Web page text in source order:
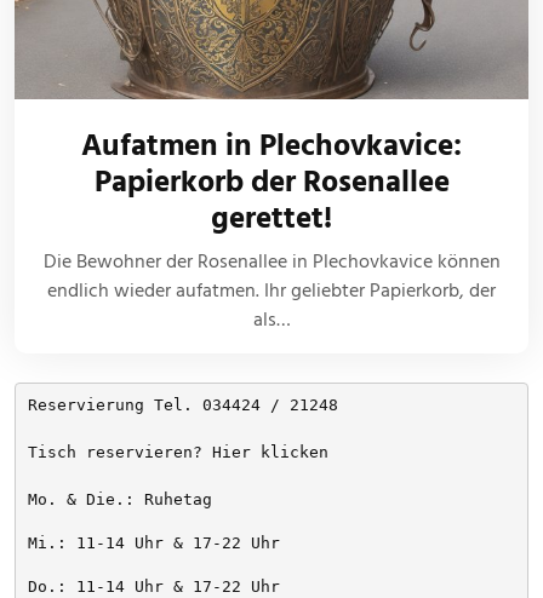
Aufatmen in Plechovkavice:
Papierkorb der Rosenallee
gerettet!
Die Bewohner der Rosenallee in Plechovkavice können
endlich wieder aufatmen. Ihr geliebter Papierkorb, der
als…
Reservierung Tel. 034424 / 21248
Tisch reservieren? Hier klicken
Mo. & Die.: Ruhetag
Mi.: 11-14 Uhr & 17-22 Uhr
Do.: 11-14 Uhr & 17-22 Uhr